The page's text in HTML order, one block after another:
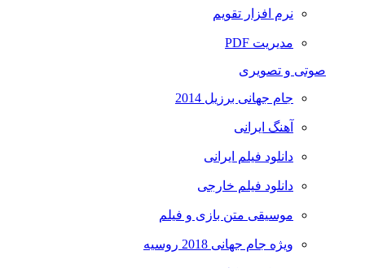
نرم افزار تقویم
مدیریت PDF
صوتی و تصویری
جام جهانی برزیل 2014
آهنگ ایرانی
دانلود فیلم ایرانی
دانلود فیلم خارجی
موسیقی متن بازی و فیلم
ویژه جام جهانی 2018 روسیه